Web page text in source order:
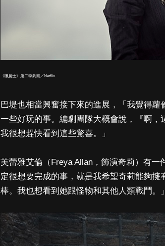
《獵魔士》第二季劇照／Netflix
巴堤也相當興奮接下來的進展，「我覺得
一些好玩的事。編劇團隊大概會說，『啊，
我很想趕快看到這些驚喜。」
芙蕾雅艾倫（Freya Allan，飾演奇莉）有
定很想要完成的事，就是我希望奇莉能夠
棒。我也想看到她跟怪物和其他人類戰鬥。」